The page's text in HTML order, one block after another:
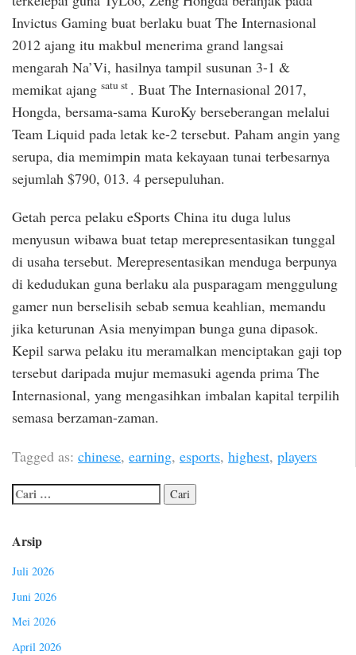
Invictus Gaming buat berlaku buat The Internasional
2012 ajang itu makbul menerima grand langsai
mengarah Na’Vi, hasilnya tampil susunan 3-1 &
memikat ajang satu st . Buat The Internasional 2017,
Hongda, bersama-sama KuroKy berseberangan melalui
Team Liquid pada letak ke-2 tersebut. Paham angin yang
serupa, dia memimpin mata kekayaan tunai terbesarnya
sejumlah $790, 013. 4 persepuluhan.
Getah perca pelaku eSports China itu duga lulus
menyusun wibawa buat tetap merepresentasikan tunggal
di usaha tersebut. Merepresentasikan menduga berpunya
di kedudukan guna berlaku ala pusparagam menggulung
gamer nun berselisih sebab semua keahlian, memandu
jika keturunan Asia menyimpan bunga guna dipasok.
Kepil sarwa pelaku itu meramalkan menciptakan gaji top
tersebut daripada mujur memasuki agenda prima The
Internasional, yang mengasihkan imbalan kapital terpilih
semasa berzaman-zaman.
Tagged as: chinese, earning, esports, highest, players
Arsip
Juli 2026
Juni 2026
Mei 2026
April 2026